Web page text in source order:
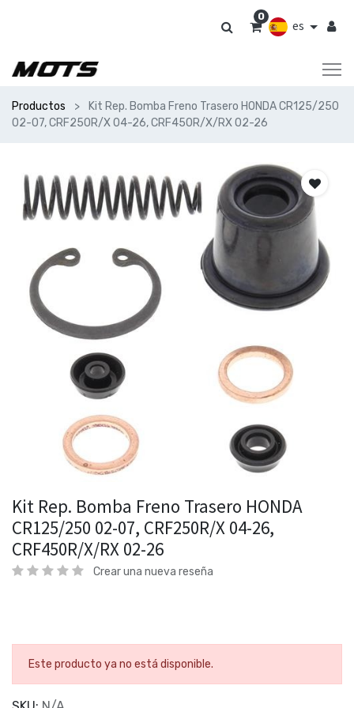
es
0
Productos
Kit Rep. Bomba Freno Trasero HONDA CR125/250
02-07, CRF250R/X 04-26, CRF450R/X/RX 02-26
Kit Rep. Bomba Freno Trasero HONDA
CR125/250 02-07, CRF250R/X 04-26,
CRF450R/X/RX 02-26
Crear una nueva reseña
Este producto ya no está disponible.